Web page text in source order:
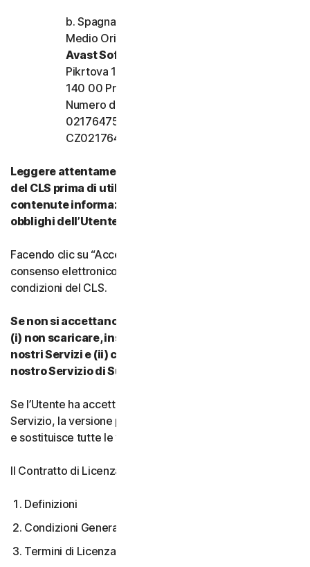
b. Spagna, Francia, Italia e resto d’Europa,
Medio Oriente e Africa
Avast Software s.r.o.
Pikrtova 1737/1a, Nusle,
140 00 Praga 4, Repubblica Ceca
Numero di registrazione dell’azienda:
02176475 e numero di partita IVA:
CZ02176475
Leggere attentamente tutti i termini e le condizioni
del CLS prima di utilizzare i nostri Servizi. Vi sono
contenute informazioni importanti su diritti e
obblighi dell’Utente.
Facendo clic su “Accetto” o indicando in altro modo il
consenso elettronico, si accettano i termini e le
condizioni del CLS.
Se non si accettano i termini e le condizioni del CLS:
(i) non scaricare, installare, accedere a o utilizzare i
nostri Servizi e (ii) contattare il proprio Provider o il
nostro Servizio di Supporto Clienti.
Se l’Utente ha accettato più versioni del CLS per un
Servizio, la versione più recente accettata è quella valida
e sostituisce tutte le versioni precedenti.
Il Contratto di Licenza e Servizi copre:
Definizioni
Condizioni Generali del Servizio
Termini di Licenza Software